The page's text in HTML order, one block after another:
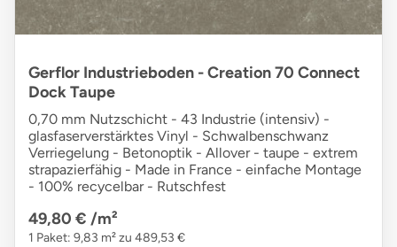
Gerflor Industrieboden - Creation 70 Connect
Dock Taupe
0,70 mm Nutzschicht - 43 Industrie (intensiv) -
glasfaserverstärktes Vinyl - Schwalbenschwanz
Verriegelung - Betonoptik - Allover - taupe - extrem
strapazierfähig - Made in France - einfache Montage
- 100% recycelbar - Rutschfest
49,80 € /m²
1 Paket: 9,83 m² zu 489,53 €